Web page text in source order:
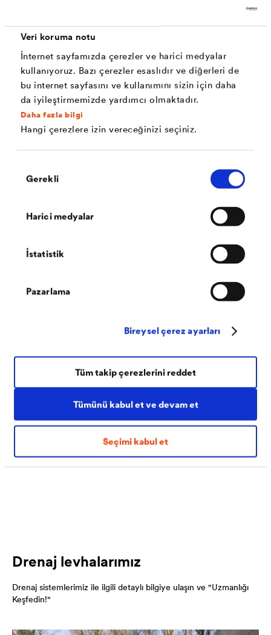
Veri koruma notu
İnternet sayfamızda çerezler ve harici medyalar
kullanıyoruz. Bazı çerezler esaslıdır ve diğerleri de
bu internet sayfasını ve kullanımını sizin için daha
da iyileştirmemizde yardımcı olmaktadır.
Daha fazla bilgi
Hangi çerezlere izin vereceğinizi seçiniz.
Seçimi
Gerekli
Harici medyalar
İstatistik
Pazarlama
Bireysel çerez ayarları
Tümünü kabul et ve devam et
Seçimi kabul et
Tüm takip çerezlerini reddet
jeokompozit drenaj levhaları;
Yalıtımları noktasal yük ve toprak yerleşimlerine
karşı korur
Her tür su yalıtım tipi ile uyumludur
Üzerlerine kaynaklı filtrasyon jeotekstili basınca
dayanıklı kalıcı filtrasyon sağlar
Entegre kendinden yapışkanlı kenarı olan
sızdırmazlık sağlar, işçilik hatalarını minimize eder
yapı fiziği sorunlarını önler
doğramaların tespit edildiği ankraj çerçevesinde,
konstrüksiyon ve prefabrike evlerde, temel altında
kapiler yükselen neme karşı dayanıklı yalıtım sunan
-THENE, iç zemin kaplamalarının altında buhar
döşenmesinde şaloma gibi ateş kaynağına gerek
olmadığından tüm bu detaylarda güvenli uygulama
imkanı sunar.
Drenaj levhalarımız
Drenaj sistemlerimiz ile ilgili detaylı bilgiye ulaşın ve "Uzmanlığı
Keşfedin!"